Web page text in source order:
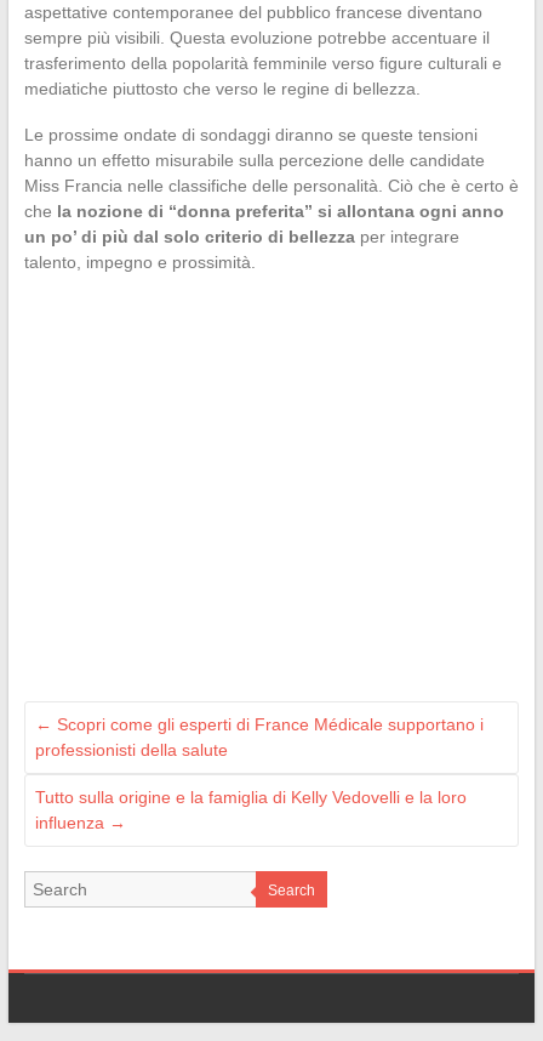
aspettative contemporanee del pubblico francese diventano
sempre più visibili. Questa evoluzione potrebbe accentuare il
trasferimento della popolarità femminile verso figure culturali e
mediatiche piuttosto che verso le regine di bellezza.
Le prossime ondate di sondaggi diranno se queste tensioni
hanno un effetto misurabile sulla percezione delle candidate
Miss Francia nelle classifiche delle personalità. Ciò che è certo è
che la nozione di “donna preferita” si allontana ogni anno
un po’ di più dal solo criterio di bellezzaper integrare
talento, impegno e prossimità.
← Scopri come gli esperti di France Médicale supportano i
professionisti della salute
Tutto sulla origine e la famiglia di Kelly Vedovelli e la loro
influenza →
Search